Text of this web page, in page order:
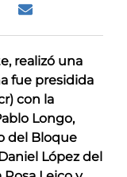
realizó una
fue presidida
con la
Longo,
del Bloque
López del